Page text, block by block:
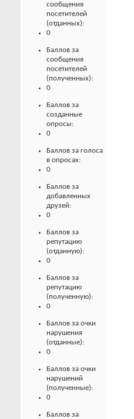
сообщения
посетителей
(отданных):
0
Баллов за
сообщения
посетителей
(полученных):
0
Баллов за
созданные
опросы:
0
Баллов за голоса
в опросах:
0
Баллов за
добавленных
друзей:
0
Баллов за
репутацию
(отданную):
0
Баллов за
репутацию
(полученную):
0
Баллов за очки
нарушения
(отданные):
0
Баллов за очки
нарушений
(полученные):
0
Баллов за